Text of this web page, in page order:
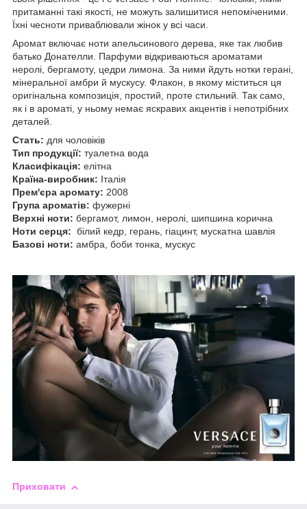
притаманні такі якості, не можуть залишитися непоміченими.
Їхні чесноти приваблювали жінок у всі часи.
Аромат включає ноти апельсинового дерева, яке так любив
батько Донателли. Парфуми відкриваються ароматами
неролі, бергамоту, цедри лимона. За ними йдуть нотки герані,
мінеральної амбри й мускусу. Флакон, в якому міститься ця
оригінальна композиція, простий, проте стильний. Так само,
як і в ароматі, у ньому немає яскравих акцентів і непотрібних
деталей.
Стать: для чоловіків
Тип продукції: туалетна вода
Класифікація: елітна
Країна-виробник: Італія
Прем'єра аромату: 2008
Група ароматів: фужерні
Верхні ноти: бергамот, лимон, неролі, шипшина корична
Ноти серця: білий кедр, герань, гіацинт, мускатна шавлія
Базові ноти: амбра, боби тонка, мускус
Приховати